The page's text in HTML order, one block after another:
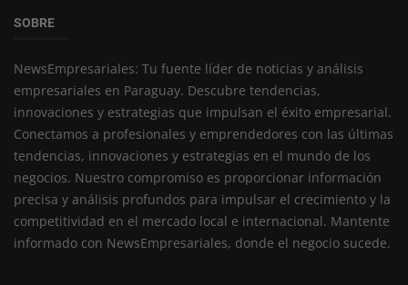
SOBRE
NewsEmpresariales: Tu fuente líder de noticias y análisis
empresariales en Paraguay. Descubre tendencias,
innovaciones y estrategias que impulsan el éxito empresarial.
Conectamos a profesionales y emprendedores con las últimas
tendencias, innovaciones y estrategias en el mundo de los
negocios. Nuestro compromiso es proporcionar información
precisa y análisis profundos para impulsar el crecimiento y la
competitividad en el mercado local e internacional. Mantente
informado con NewsEmpresariales, donde el negocio sucede.